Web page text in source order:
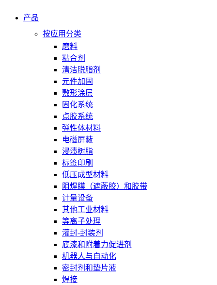
产品
按应用分类
磨料
粘合剂
清洁脱脂剂
元件加固
敷形涂层
固化系统
点胶系统
弹性体材料
电磁屏蔽
浸渍树脂
标签印刷
低压成型材料
阻焊膜（遮蔽胶）和胶带
计量设备
其他工业材料
等离子处理
灌封-封装剂
底漆和附着力促进剂
机器人与自动化
密封剂和垫片液
焊接